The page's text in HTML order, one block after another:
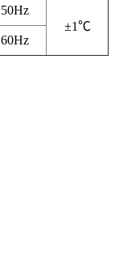
50Hz
±1℃
60Hz